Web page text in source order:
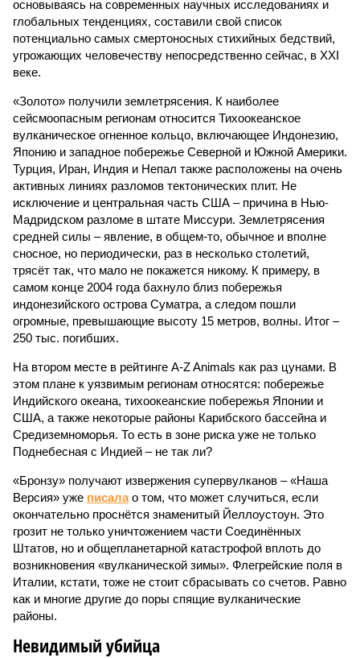
основываясь на современных научных исследованиях и
глобальных тенденциях, составили свой список
потенциально самых смертоносных стихийных бедствий,
угрожающих человечеству непосредственно сейчас, в XXI
веке.
«Золото» получили землетрясения. К наиболее
сейсмоопасным регионам относится Тихоокеанское
вулканическое огненное кольцо, включающее Индонезию,
Японию и западное побережье Северной и Южной Америки.
Турция, Иран, Индия и Непал также расположены на очень
активных линиях разломов тектонических плит. Не
исключение и центральная часть США – причина в Нью-
Мадридском разломе в штате Миссури. Землетрясения
средней силы – явление, в общем-то, обычное и вполне
сносное, но периодически, раз в несколько столетий,
трясёт так, что мало не покажется никому. К примеру, в
самом конце 2004 года бахнуло близ побережья
индонезийского острова Суматра, а следом пошли
огромные, превышающие высоту 15 метров, волны. Итог –
250 тыс. погибших.
На втором месте в рейтинге A-Z Animals как раз цунами. В
этом плане к уязвимым регионам относятся: побережье
Индийского океана, тихо­океанские побережья Японии и
США, а также некоторые районы Карибского бассейна и
Средиземноморья. То есть в зоне риска уже не только
Поднебесная с Индией – не так ли?
«Бронзу» получают извержения супервулканов – «Наша
Версия» уже писалао том, что может случиться, если
окончательно проснётся знаменитый Йеллоустоун. Это
грозит не только уничтожением части Соединённых
Штатов, но и общепланетарной катастрофой вплоть до
возникновения «вулканической зимы». Флегрейские поля в
Италии, кстати, тоже не стоит сбрасывать со счетов. Равно
как и многие другие до поры спящие вулканические
районы.
Невидимый убийца